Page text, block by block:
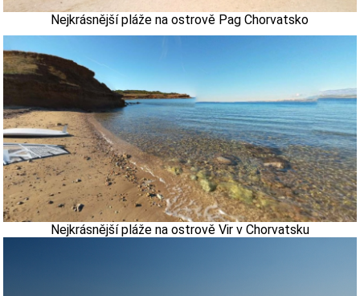
Nejkrásnější pláže na ostrově Pag Chorvatsko
Nejkrásnější pláže na ostrově Vir v Chorvatsku